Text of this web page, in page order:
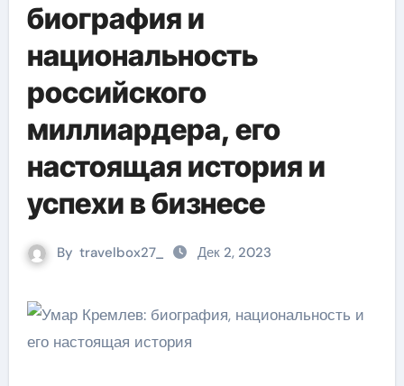
биография и
национальность
российского
миллиардера, его
настоящая история и
успехи в бизнесе
By travelbox27_ Дек 2, 2023